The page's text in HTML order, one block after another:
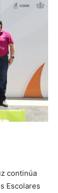
continúa
Escolares